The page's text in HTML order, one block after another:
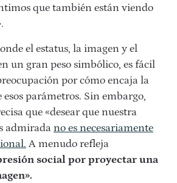
que también están viendo
el estatus, la imagen y el
un gran peso simbólico, es fácil
por cómo encaja la
parámetros. Sin embargo,
que «desear que nuestra
admirada no es necesariamente
A menudo refleja
social por proyectar una